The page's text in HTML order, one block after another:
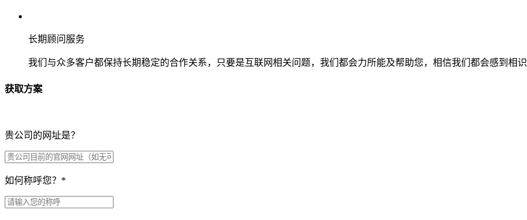
长期顾问服务
我们与众多客户都保持长期稳定的合作关系，只要是互联网相关问题，我们都会力所能及帮助您，相信我们都会感到相
获取方案
贵公司的网址是？
如何称呼您？ *